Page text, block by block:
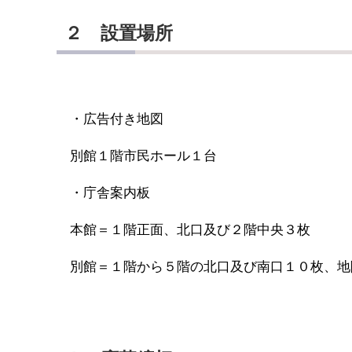
２ 設置場所
・広告付き地図
別館１階市民ホール１台
・庁舎案内板
本館＝１階正面、北口及び２階中央３枚
別館＝１階から５階の北口及び南口１０枚、